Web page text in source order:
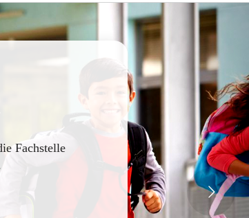
Fachstelle